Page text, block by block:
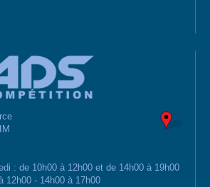
: de 10h00 à 12h00 et de 14h00 à 19h00
12h00 - 14h00 à 17h00